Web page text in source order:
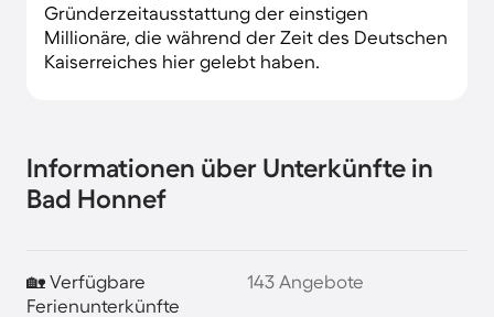
Gründerzeitausstattung der einstigen
Millionäre, die während der Zeit des Deutschen
Kaiserreiches hier gelebt haben.
Informationen über Unterkünfte in
Bad Honnef
🏡 Verfügbare
Ferienunterkünfte
143 Angebote